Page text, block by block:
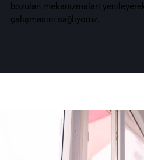
bozulan mekanizmaları
çalışmasını sağlıyoruz.